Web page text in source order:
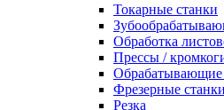
Токарные станки
Обработка
Прессы /
Фрезерные станки
Резка